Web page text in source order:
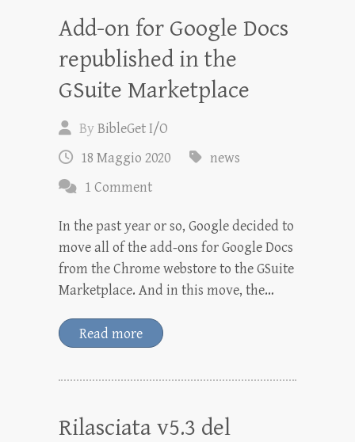
Add-on for Google Docs
republished in the
GSuite Marketplace
ByBibleGet I/O
18 Maggio 2020
news
1 Comment
In the past year or so, Google decided to
move all of the add-ons for Google Docs
from the Chrome webstore to the GSuite
Marketplace. And in this move, the…
Read more
Rilasciata v5.3 del